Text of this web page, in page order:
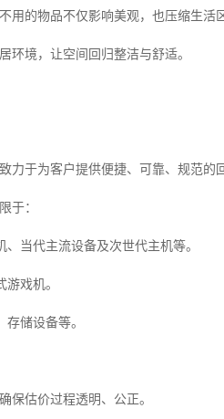
用的物品不仅影响美观，也压缩生活
环境，让空间回归整洁与舒适。
力于为客户提供便捷、可靠、规范的
于：
当代主流设备及次世代主机等。
戏机。
储设备等。
保估价过程透明、公正。